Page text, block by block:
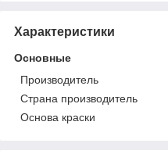
Характеристики
Основные
Производитель
Страна производитель
Основа краски